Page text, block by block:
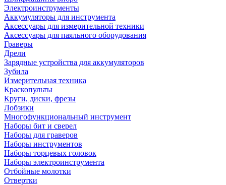
Электроинструменты
Аккумуляторы для инструмента
Аксессуары для измерительной техники
Аксессуары для паяльного оборудования
Граверы
Дрели
Зарядные устройства для аккумуляторов
Зубила
Измерительная техника
Краскопульты
Круги, диски, фрезы
Лобзики
Многофункциональный инструмент
Наборы бит и сверел
Наборы для граверов
Наборы инструментов
Наборы торцевых головок
Наборы электроинструмента
Отбойные молотки
Отвертки